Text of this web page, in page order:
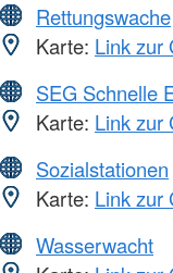
Rettungswache
Karte: Link zur
SEG Schnelle
Karte: Link zur
Sozialstationen
Karte: Link zur
Wasserwacht